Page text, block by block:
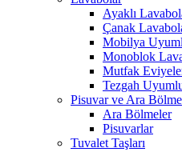
Ayaklı
Çanak
Mobilya
Monoblok
Mutfak
Tezgah
Pisuvar ve Ara Bölme
Ara Bölmeler
Pisuvarlar
Tuvalet Taşları